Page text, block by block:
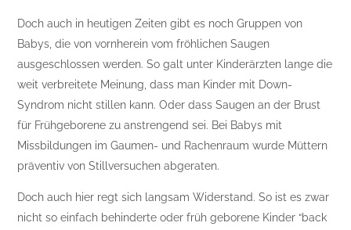
Doch auch in heutigen Zeiten gibt es noch Gruppen von
Babys, die von vornherein vom fröhlichen Saugen
ausgeschlossen werden. So galt unter Kinderärzten lange die
weit verbreitete Meinung, dass man Kinder mit Down-
Syndrom nicht stillen kann. Oder dass Saugen an der Brust
für Frühgeborene zu anstrengend sei. Bei Babys mit
Missbildungen im Gaumen- und Rachenraum wurde Müttern
präventiv von Stillversuchen abgeraten.
Doch auch hier regt sich langsam Widerstand. So ist es zwar
nicht so einfach behinderte oder früh geborene Kinder “back